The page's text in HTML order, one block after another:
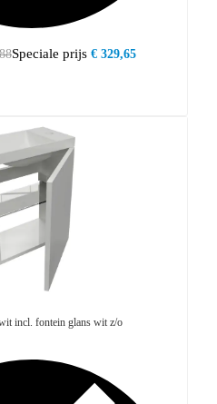
Speciale prijs € 329,65
incl. fontein glans wit z/o